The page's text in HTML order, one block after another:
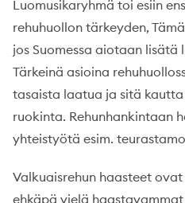
Luomusikaryhmä toi esiin
rehuhuollon tärkeyden,
jos Suomessa aiotaan
Tärkeinä asioina
tasaista laatua ja sitä
ruokinta. Rehunhankintaan
yhteistyötä esim.
Valkuaisrehun haasteet
ehkäpä vielä